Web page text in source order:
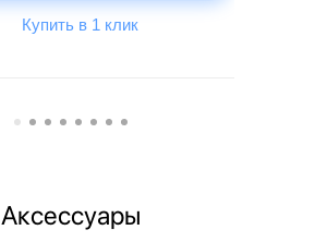
Купить в 1 клик
Аксессуары